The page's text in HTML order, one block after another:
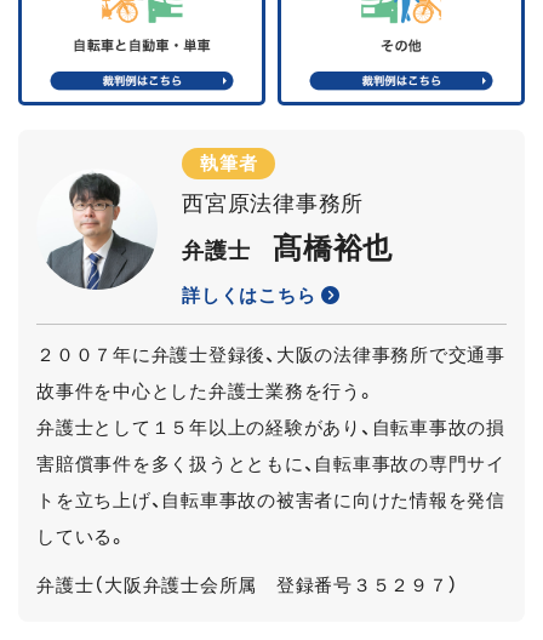
執筆者
西宮原法律事務所
弁護士 髙橋裕也
詳しくはこちら
２００７年に弁護士登録後、大阪の法律事務所で交通事
故事件を中心とした弁護士業務を行う。
弁護士として１５年以上の経験があり、自転車事故の損
害賠償事件を多く扱うとともに、自転車事故の専門サイ
トを立ち上げ、自転車事故の被害者に向けた情報を発信
している。
弁護士（大阪弁護士会所属 登録番号３５２９７）